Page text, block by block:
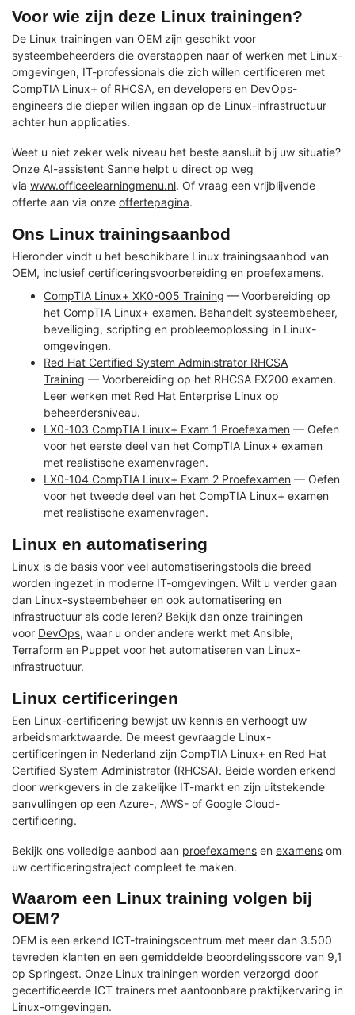
Voor wie zijn deze Linux trainingen?
De Linux trainingen van OEM zijn geschikt voor
systeembeheerders die overstappen naar of werken met Linux-
omgevingen, IT-professionals die zich willen certificeren met
CompTIA Linux+ of RHCSA, en developers en DevOps-
engineers die dieper willen ingaan op de Linux-infrastructuur
achter hun applicaties.
Weet u niet zeker welk niveau het beste aansluit bij uw situatie?
Onze AI-assistent Sanne helpt u direct op weg
via www.officeelearningmenu.nl. Of vraag een vrijblijvende
offerte aan via onze offertepagina.
Ons Linux trainingsaanbod
Hieronder vindt u het beschikbare Linux trainingsaanbod van
OEM, inclusief certificeringsvoorbereiding en proefexamens.
CompTIA Linux+ XK0-005 Training — Voorbereiding op
het CompTIA Linux+ examen. Behandelt systeembeheer,
beveiliging, scripting en probleemoplossing in Linux-
omgevingen.
Red Hat Certified System Administrator RHCSA
Training — Voorbereiding op het RHCSA EX200 examen.
Leer werken met Red Hat Enterprise Linux op
beheerdersniveau.
LX0-103 CompTIA Linux+ Exam 1 Proefexamen — Oefen
voor het eerste deel van het CompTIA Linux+ examen
met realistische examenvragen.
LX0-104 CompTIA Linux+ Exam 2 Proefexamen — Oefen
voor het tweede deel van het CompTIA Linux+ examen
met realistische examenvragen.
Linux en automatisering
Linux is de basis voor veel automatiseringstools die breed
worden ingezet in moderne IT-omgevingen. Wilt u verder gaan
dan Linux-systeembeheer en ook automatisering en
infrastructuur als code leren? Bekijk dan onze trainingen
voor DevOps, waar u onder andere werkt met Ansible,
Terraform en Puppet voor het automatiseren van Linux-
infrastructuur.
Linux certificeringen
Een Linux-certificering bewijst uw kennis en verhoogt uw
arbeidsmarktwaarde. De meest gevraagde Linux-
certificeringen in Nederland zijn CompTIA Linux+ en Red Hat
Certified System Administrator (RHCSA). Beide worden erkend
door werkgevers in de zakelijke IT-markt en zijn uitstekende
aanvullingen op een Azure-, AWS- of Google Cloud-
certificering.
Bekijk ons volledige aanbod aan proefexamens en examens om
uw certificeringstraject compleet te maken.
Waarom een Linux training volgen bij
OEM?
OEM is een erkend ICT-trainingscentrum met meer dan 3.500
tevreden klanten en een gemiddelde beoordelingsscore van 9,1
op Springest. Onze Linux trainingen worden verzorgd door
gecertificeerde ICT trainers met aantoonbare praktijkervaring in
Linux-omgevingen.